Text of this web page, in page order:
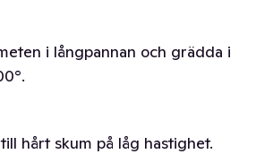
i långpannan och grädda i
hårt skum på låg hastighet.